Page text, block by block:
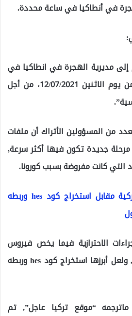
في أنطاكيا في ساعة محددة.
إلى مديرية الهجرة في انطاكيا في
تمام الساعة العاشرة من يوم الاثنين 12/07/2021، من أجل
من المسؤولين الأتراك أن ملفات
مرحلة جديدة تكون فيها أكثر سرعة,
التي كانت مفروضة بسبب كورونا.
اقرأ أيضاً: 150 ليرة تركية مقابل استخراج كود hes وربطه
الاحترازية فيما يخص فيروس
كورونا في عموم البلاد, ولعل أبرزها استخراج كود hes وربطه
“موقع تركيا عاجل”, تم